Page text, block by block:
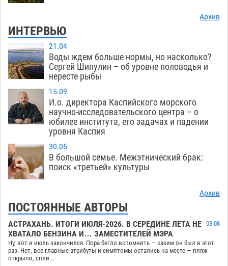
Архив
ИНТЕРВЬЮ
21.04
Воды ждем больше нормы, но насколько?
Сергей Шипулин – об уровне половодья и
нересте рыбы
15.09
И.о. директора Каспийского морского
научно-исследовательского центра – о
юбилее института, его задачах и падении
уровня Каспия
30.05
В большой семье. Межэтнический брак:
поиск «третьей» культуры
Архив
ПОСТОЯННЫЕ АВТОРЫ
АСТРАХАНЬ. ИТОГИ ИЮЛЯ-2026. В СЕРЕДИНЕ ЛЕТА НЕ
ХВАТАЛО БЕНЗИНА И… ЗАМЕСТИТЕЛЕЙ МЭРА
03.08
Ну, вот и июль закончился. Пора бегло вспомнить — каким он был в этот
раз. Нет, все главные атрибуты и симптомы остались на месте — пляж
открыли, спли...